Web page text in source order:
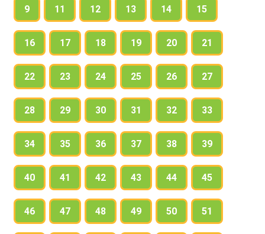
9 11 12 13 14 15
16 17 18 19 20 21
22 23 24 25 26 27
28 29 30 31 32 33
34 35 36 37 38 39
40 41 42 43 44 45
46 47 48 49 50 51